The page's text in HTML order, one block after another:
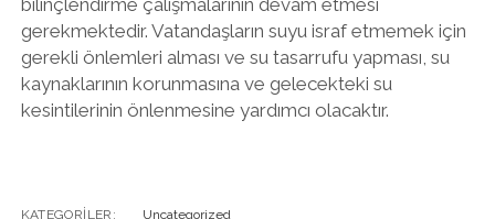
bilinçlendirme çalışmalarının devam etmesi
gerekmektedir. Vatandaşların suyu israf etmemek için
gerekli önlemleri alması ve su tasarrufu yapması, su
kaynaklarının korunmasına ve gelecekteki su
kesintilerinin önlenmesine yardımcı olacaktır.
KATEGORILER: Uncategorized